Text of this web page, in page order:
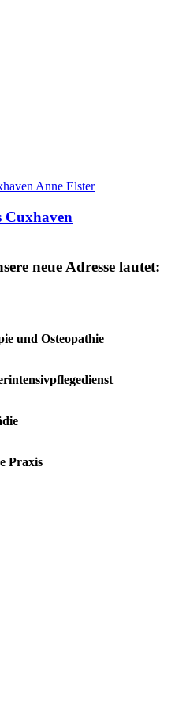
Cuxhaven
neue Adresse lautet:
und Osteopathie
Praxis